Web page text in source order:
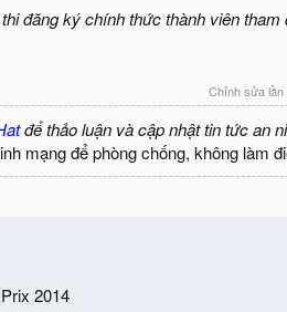
đăng ký chính thức thành viên
Chỉnh sửa lần
để thảo luận và cập nhật tin tức an
mạng để phòng chống, không làm
2014